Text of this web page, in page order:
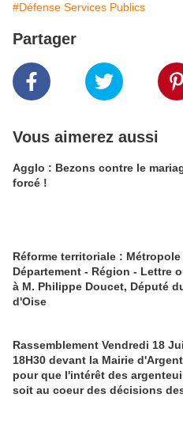
#Défense Services Publics
Partager
Vous aimerez aussi
Agglo : Bezons contre le
forcé !
Réforme territoriale : Métropole
Département - Région - Lettre
à M. Philippe Doucet, Député
d'Oise
Rassemblement Vendredi 18
18H30 devant la Mairie
pour que l'intérêt des
soit au coeur des décisions